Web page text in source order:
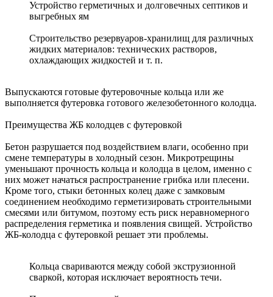
Устройство герметичных и долговечных септиков и
выгребных ям
Строительство резервуаров-хранилищ для различных
жидких материалов: технических растворов,
охлаждающих жидкостей и т. п.
Выпускаются готовые футеровочные кольца или же
выполняется футеровка готового железобетонного колодца.
Преимущества ЖБ колодцев с футеровкой
Бетон разрушается под воздействием влаги, особенно при
смене температуры в холодный сезон. Микротрещины
уменьшают прочность кольца и колодца в целом, именно с
них может начаться распространение грибка или плесени.
Кроме того, стыки бетонных колец даже с замковым
соединением необходимо герметизировать строительными
смесями или битумом, поэтому есть риск неравномерного
распределения герметика и появления свищей. Устройство
ЖБ-колодца с футеровкой решает эти проблемы.
Кольца свариваются между собой экструзионной
сваркой, которая исключает вероятность течи.